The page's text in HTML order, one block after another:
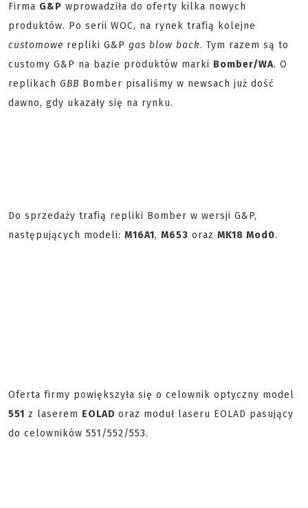
Firma G&P wprowadziła do oferty kilka nowych
produktów. Po serii WOC, na rynek trafią kolejne
customowe repliki G&P gas blow back. Tym razem są to
customy G&P na bazie produktów marki Bomber/WA. O
replikach GBB Bomber pisaliśmy w newsach już dość
dawno, gdy ukazały się na rynku.
Do sprzedaży trafią repliki Bomber w wersji G&P,
następujących modeli: M16A1, M653 oraz MK18 Mod0.
Oferta firmy powiększyła się o celownik optyczny model
551 z laserem EOLAD oraz moduł laseru EOLAD pasujący
do celowników 551/552/553.